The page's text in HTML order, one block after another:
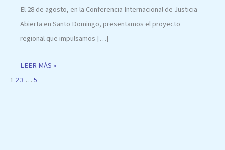
El 28 de agosto, en la Conferencia Internacional de Justicia
Abierta en Santo Domingo, presentamos el proyecto
regional que impulsamos […]
LEER MÁS »
1 23 …5